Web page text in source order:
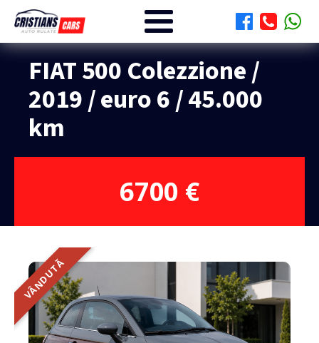
FIAT 500 Colezzione /
2019 / euro 6 / 45.000
km
6700 €
VÂNDUTĂ